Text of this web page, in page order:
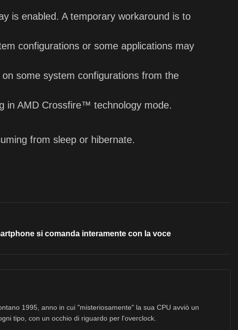
is enabled. A temporary workaround is to
configurations or some applications may
some system configurations from the
in AMD Crossfire™ technology mode.
from sleep or hibernate.
si comanda interamente con la voce
1995, anno in cui "misteriosamente" la sua CPU avviò un
tipo, con un occhio di riguardo per l'overclock.